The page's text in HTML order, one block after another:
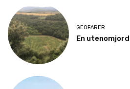
GEOFARER
En